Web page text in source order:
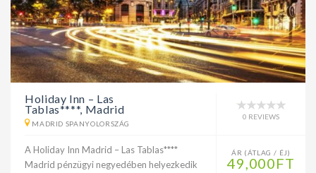
Holiday Inn – Las
Tablas****, Madrid
MADRID SPANYOLORSZÁG
0 REVIEWS
A Holiday Inn Madrid – Las Tablas****
Madrid pénzügyi negyedében helyezkedik
ÁR (ÁTLAG / ÉJ)
49,000FT